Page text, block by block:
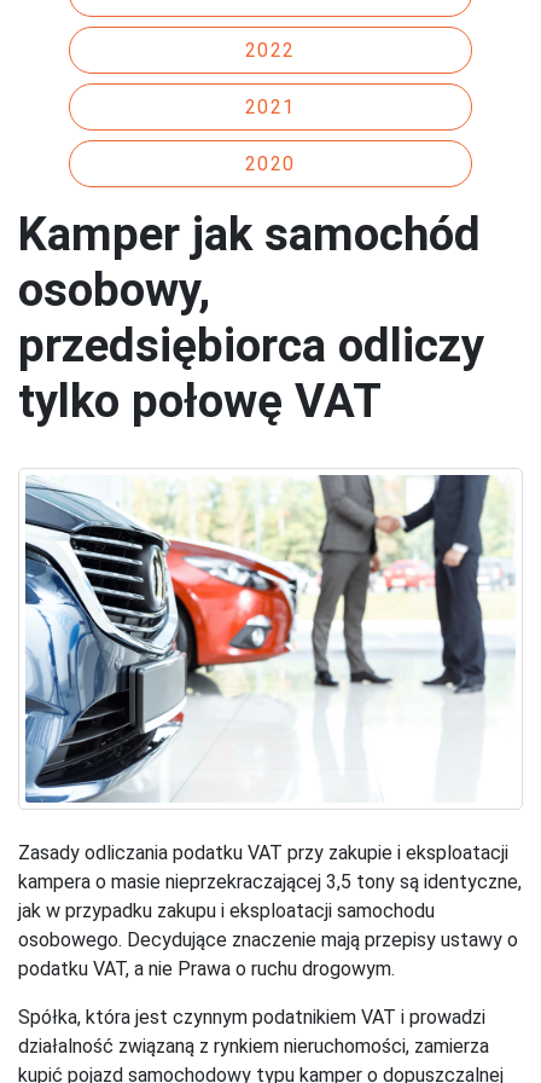
2022
2021
2020
Kamper jak samochód
osobowy,
przedsiębiorca odliczy
tylko połowę VAT
Zasady odliczania podatku VAT przy zakupie i eksploatacji
kampera o masie nieprzekraczającej 3,5 tony są identyczne,
jak w przypadku zakupu i eksploatacji samochodu
osobowego. Decydujące znaczenie mają przepisy ustawy o
podatku VAT, a nie Prawa o ruchu drogowym.
Spółka, która jest czynnym podatnikiem VAT i prowadzi
działalność związaną z rynkiem nieruchomości, zamierza
kupić pojazd samochodowy typu kamper o dopuszczalnej